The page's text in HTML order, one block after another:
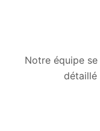
Notre équipe
détaillé